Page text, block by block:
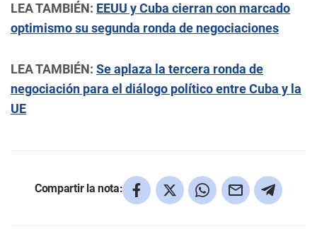
LEA TAMBIÉN: EEUU y Cuba cierran con marcado
optimismo su segunda ronda de negociaciones
LEA TAMBIÉN: Se aplaza la tercera ronda de
negociación para el diálogo político entre Cuba y la
UE
Compartir la nota: